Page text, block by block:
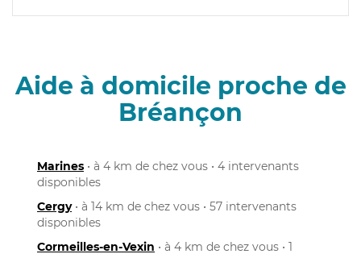
Aide à domicile proche de
Bréançon
Marines • à 4 km de chez vous • 4 intervenants
disponibles
Cergy• à 14 km de chez vous • 57 intervenants
disponibles
Cormeilles-en-Vexin • à 4 km de chez vous • 1